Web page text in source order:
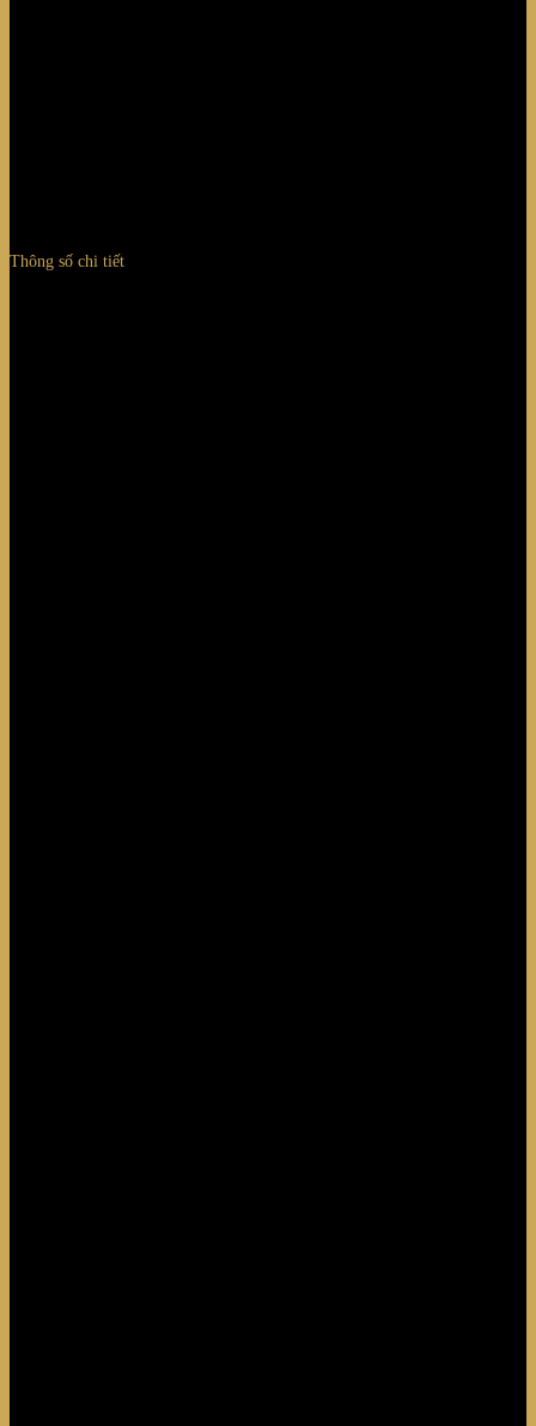
Thông số chi tiết